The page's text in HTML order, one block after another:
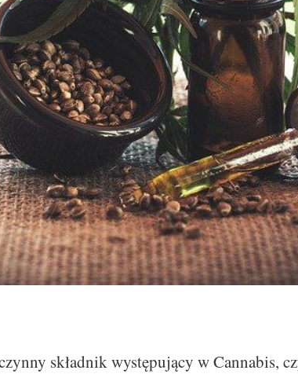
składnik występujący w Cannabis,